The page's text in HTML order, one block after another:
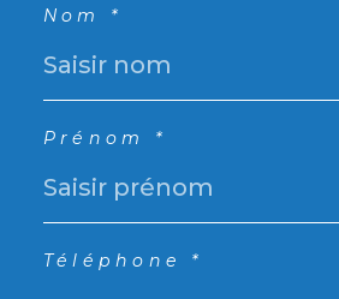
Nom *
Prénom *
Téléphone *